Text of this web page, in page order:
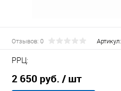
Отзывов: 0 Артикул:
РРЦ:
2 650 руб. / шт